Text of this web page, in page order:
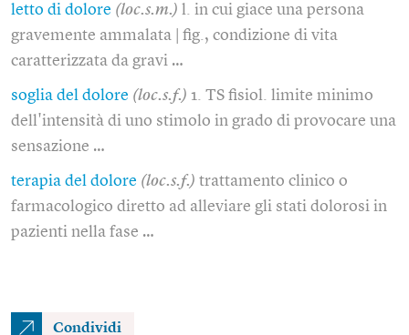
letto di dolore (loc.s.m.) l. in cui giace una persona
gravemente ammalata | fig., condizione di vita
caratterizzata da gravi …
soglia del dolore (loc.s.f.) 1. TS fisiol. limite minimo
dell'intensità di uno stimolo in grado di provocare una
sensazione …
terapia del dolore (loc.s.f.) trattamento clinico o
farmacologico diretto ad alleviare gli stati dolorosi in
pazienti nella fase …
Condividi